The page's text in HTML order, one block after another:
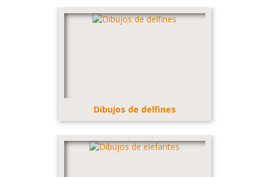
Dibujos de delfines